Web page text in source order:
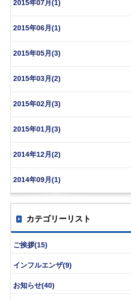
2015年07月(1)
2015年06月(1)
2015年05月(3)
2015年03月(2)
2015年02月(3)
2015年01月(3)
2014年12月(2)
2014年09月(1)
カテゴリーリスト
ご挨拶(15)
インフルエンザ(9)
お知らせ(40)